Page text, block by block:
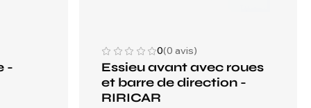
-
0(0 avis)
Essieu avant avec roues
et barre de direction -
RIRICAR